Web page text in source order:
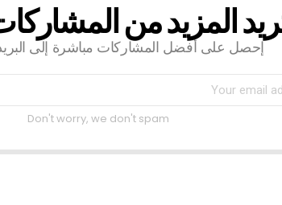
المزيد من
إحصل على أفضل المشاركات مباشرة إلى
Don't worry, we don't spam